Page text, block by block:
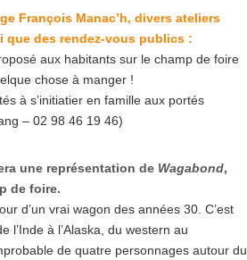
François Manac’h, divers ateliers
des rendez-vous publics :
aux habitants sur le champ de foire
chose à manger !
à s’initiatier en famille aux portés
– 02 98 46 19 46)
une représentation de Wagabond,
de foire.
d’un vrai wagon des années 30. C’est
l’Inde à l’Alaska, du western au
de quatre personnages autour du